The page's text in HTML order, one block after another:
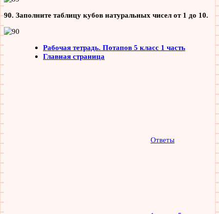
90. Заполните таблицу кубов натуральных чисел от 1 до 10.
Рабочая тетрадь. Потапов 5 класс 1 часть
Главная страница
Ответы